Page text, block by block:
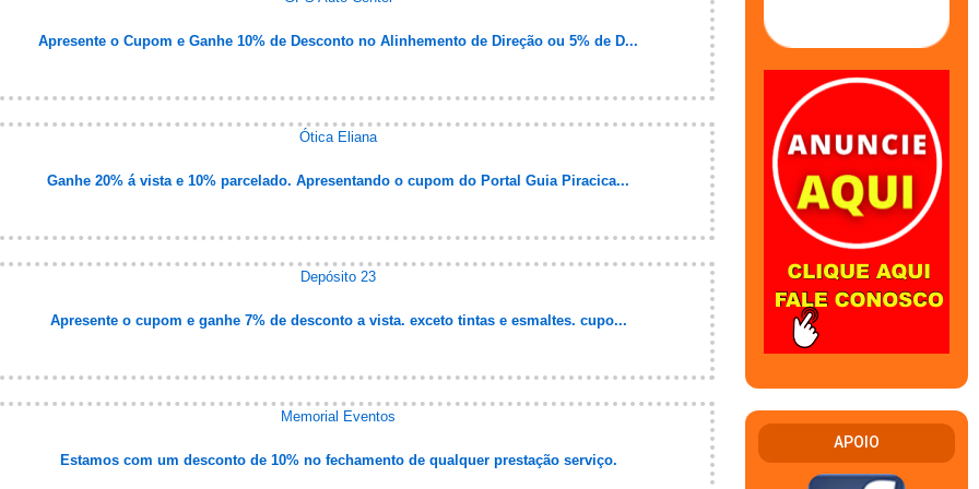
Apresente o Cupom e Ganhe 10% de Desconto no Alinhemento de Direção ou 5% de D...
Ótica Eliana
Ganhe 20% á vista e 10% parcelado. Apresentando o cupom do Portal Guia Piracica...
Depósito 23
Apresente o cupom e ganhe 7% de desconto a vista. exceto tintas e esmaltes. cupo...
Memorial Eventos
Estamos com um desconto de 10% no fechamento de qualquer prestação serviço.
APOIO